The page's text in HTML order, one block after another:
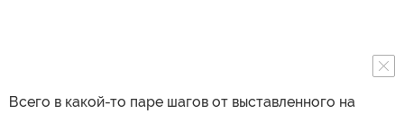
Всего в какой-то паре шагов от выставленного на